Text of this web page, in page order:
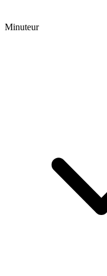
Minuteur